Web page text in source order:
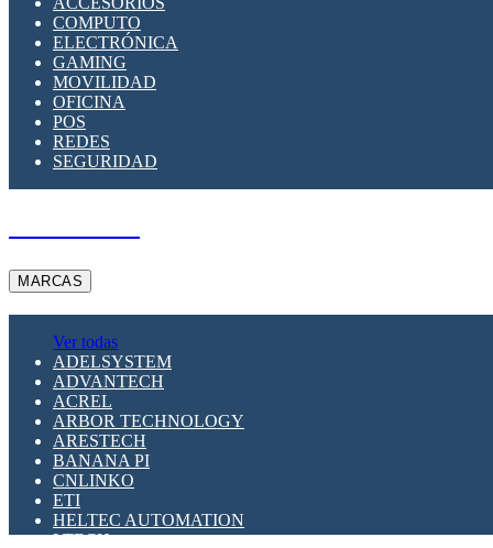
COMPUTO
ELECTRÓNICA
GAMING
MOVILIDAD
OFICINA
POS
REDES
SEGURIDAD
MARCAS
Ver todas
ADELSYSTEM
ADVANTECH
ACREL
ARBOR TECHNOLOGY
ARESTECH
BANANA PI
CNLINKO
ETI
HELTEC AUTOMATION
LTECH